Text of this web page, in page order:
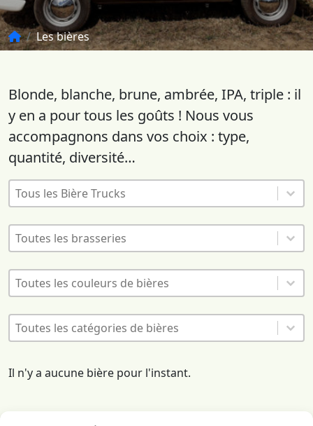
Les bières
Blonde, blanche, brune, ambrée, IPA, triple : il
y en a pour tous les goûts ! Nous vous
accompagnons dans vos choix : type,
quantité, diversité…
Bières - Liste des franchisés
Sélectionnez le contenu
Sélectionnez le contenu
Bières - Liste des brasseurs
Sélectionnez le contenu
Sélectionnez le contenu
Bières - Couleurs de bières
Sélectionnez le contenu
Sélectionnez le contenu
Bières - Catégories
Sélectionnez le contenu
Sélectionnez le contenu
Il n'y a aucune bière pour l'instant.